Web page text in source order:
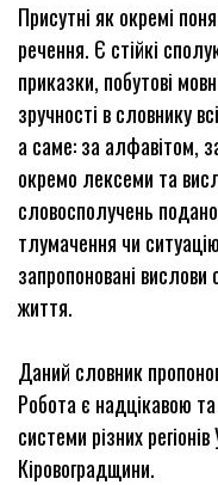
Присутні як окремі
речення. Є стійкі
приказки, побутові
зручності в словнику
а саме: за алфавітом,
окремо лексеми та
словосполучень
тлумачення чи
запропоновані
життя.
Даний словник
Робота є надцікавою
системи різних
Кіровоградщини.